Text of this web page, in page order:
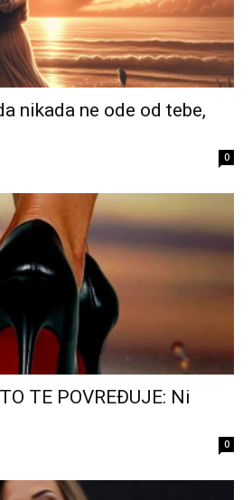
nikada ne ode od tebe,
0
TE POVREĐUJE: Ni
0